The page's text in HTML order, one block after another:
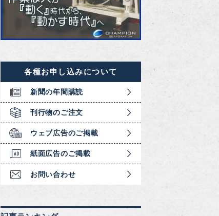
各種お申し込みについて
新聞の年間購読
刊行物のご注文
ウェブ広告のご掲載
紙面広告のご掲載
お問い合わせ